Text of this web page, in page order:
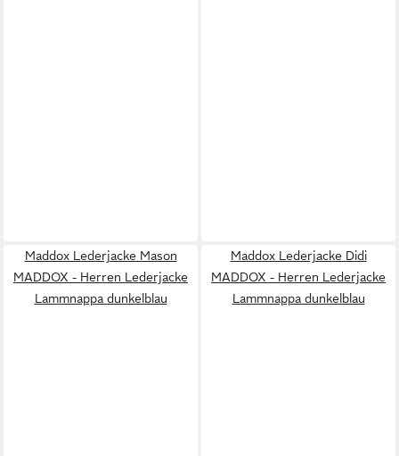
Maddox Lederjacke Mason
MADDOX - Herren Lederjacke
Lammnappa dunkelblau
Maddox Lederjacke Didi
MADDOX - Herren Lederjacke
Lammnappa dunkelblau